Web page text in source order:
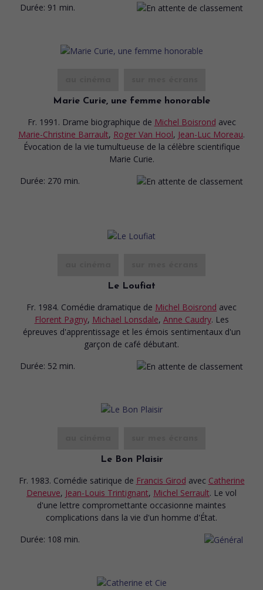
Durée: 91 min.
Marie Curie, une femme honorable
Fr. 1991. Drame biographique de Michel Boisrond avec
Marie-Christine Barrault, Roger Van Hool, Jean-Luc Moreau.
Évocation de la vie tumultueuse de la célèbre scientifique
Marie Curie.
Durée: 270 min.
Le Loufiat
Fr. 1984. Comédie dramatique de Michel Boisrond avec
Florent Pagny, Michael Lonsdale, Anne Caudry. Les
épreuves d'apprentissage et les émois sentimentaux d'un
garçon de café débutant.
Durée: 52 min.
Le Bon Plaisir
Fr. 1983. Comédie satirique de Francis Girod avec Catherine
Deneuve, Jean-Louis Trintignant, Michel Serrault. Le vol
d'une lettre compromettante occasionne maintes
complications dans la vie d'un homme d'État.
Durée: 108 min.